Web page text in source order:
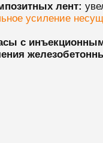
лент:
усиление
с